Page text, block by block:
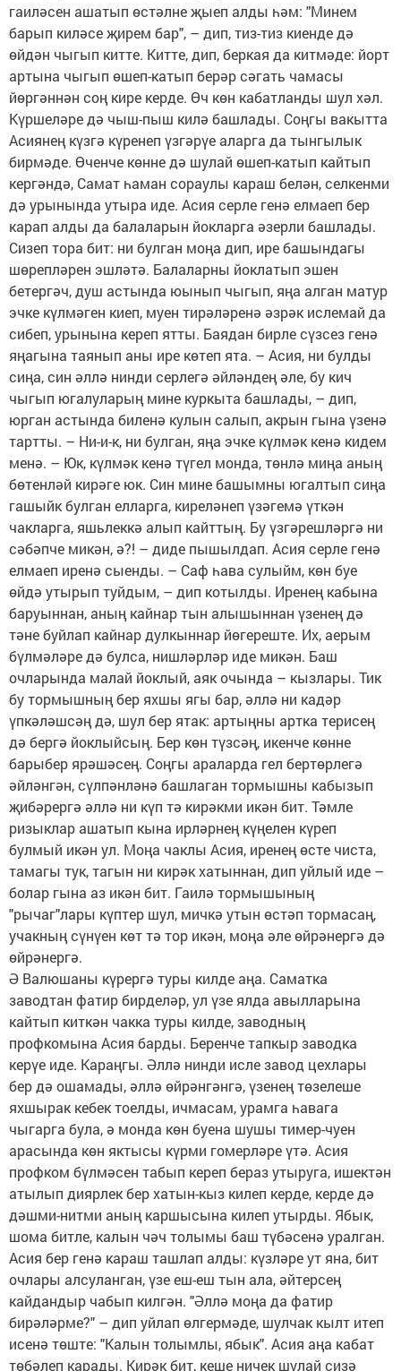
гаиләсен ашатып өстәлне җыеп алды һәм: "Минем
барып киләсе җирем бар", – дип, тиз-тиз киенде дә
өйдән чыгып китте. Китте, дип, беркая да китмәде: йорт
артына чыгып өшеп-катып берәр сәгать чамасы
йөргәннән соң кире керде. Өч көн кабатланды шул хәл.
Күршеләре дә чыш-пыш килә башлады. Соңгы вакытта
Асиянең күзгә күренеп үзгәрүе аларга да тынгылык
бирмәде. Өченче көнне дә шулай өшеп-катып кайтып
кергәндә, Самат һаман сораулы караш белән, селкенми
дә урынында утыра иде. Асия серле генә елмаеп бер
карап алды да балаларын йокларга әзерли башлады.
Сизеп тора бит: ни булган моңа дип, ире башындагы
шөрепләрен эшләтә. Балаларны йоклатып эшен
бетергәч, душ астында юынып чыгып, яңа алган матур
эчке күлмәген киеп, муен тирәләренә әзрәк ислемай да
сибеп, урынына кереп ятты. Баядан бирле сүзсез генә
яңагына таянып аны ире көтеп ята. – Асия, ни булды
сиңа, син әллә нинди серлегә әйләндең әле, бу кич
чыгып югалуларың мине куркыта башлады, – дип,
юрган астында биленә кулын салып, акрын гына үзенә
тартты. – Ни-и-к, ни булган, яңа эчке күлмәк кенә кидем
менә. – Юк, күлмәк кенә түгел монда, төнлә миңа аның
бөтенләй кирәге юк. Син мине башымны югалтып сиңа
гашыйк булган елларга, киреләнеп үзәгемә үткән
чакларга, яшьлеккә алып кайттың. Бу үзгәрешләргә ни
сәбәпче микән, ә?! – диде пышылдап. Асия серле генә
елмаеп иренә сыенды. – Саф һава сулыйм, көн буе
өйдә утырып туйдым, – дип котылды. Иренең кабына
баруыннан, аның кайнар тын алышыннан үзенең дә
тәне буйлап кайнар дулкыннар йөгереште. Их, аерым
бүлмәләре дә булса, нишләрләр иде микән. Баш
очларында малай йоклый, аяк очында – кызлары. Тик
бу тормышның бер яхшы ягы бар, әллә ни кадәр
үпкәләшсәң дә, шул бер ятак: артыңны артка терисең
дә бергә йоклыйсың. Бер көн түзсәң, икенче көнне
барыбер ярәшәсең. Соңгы араларда гел бертөрлегә
әйләнгән, сүлпәнләнә башлаган тормышны кабызып
җибәрергә әллә ни күп тә кирәкми икән бит. Тәмле
ризыклар ашатып кына ирләрнең күңелен күреп
булмый икән ул. Моңа чаклы Асия, иренең өсте чиста,
тамагы тук, тагын ни кирәк хатыннан, дип уйлый иде –
болар гына аз икән бит. Гаилә тормышының
"рычаг"лары күптер шул, мичкә утын өстәп тормасаң,
учакның сүнүен көт тә тор икән, моңа әле өйрәнергә дә
өйрәнергә.
Ә Валюшаны күрергә туры килде аңа. Саматка
заводтан фатир бирделәр, ул үзе ялда авылларына
кайтып киткән чакка туры килде, заводның
профкомына Асия барды. Беренче тапкыр заводка
керүе иде. Караңгы. Әллә нинди исле завод цехлары
бер дә ошамады, әллә өйрәнгәнгә, үзенең төзелеше
яхшырак кебек тоелды, ичмасам, урамга һавага
чыгарга була, ә монда көн буена шушы тимер-чуен
арасында көн яктысы күрми гомерләре үтә. Асия
профком бүлмәсен табып кереп бераз утыруга, ишектән
атылып диярлек бер хатын-кыз килеп керде, керде дә
дәшми-нитми аның каршысына килеп утырды. Ябык,
шома битле, калын чәч толымы баш түбәсенә уралган.
Асия бер генә караш ташлап алды: күзләре ут яна, бит
очлары алсуланган, үзе еш-еш тын ала, әйтерсең
кайдандыр чабып килгән. "Әллә моңа да фатир
бирәләрме?" – дип уйлап өлгермәде, шулчак кылт итеп
исенә төште: "Калын толымлы, ябык". Асия аңа кабат
төбәлеп карады. Кирәк бит, кеше ничек шулай сизә